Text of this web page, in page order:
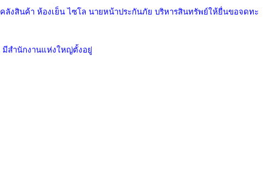
งสินค้า ห้องเย็น ไซโล นายหน้าประกันภัย บริหารสินทรัพย์ให้ยื่นขอจดทะ
สํานักงานแห่งใหญ่ตั้งอยู่